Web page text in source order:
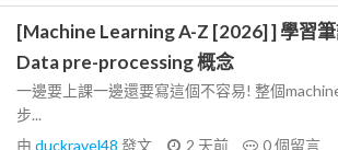
[Machine Learning A-Z [2026] ] 學習
Data pre-processing 概念
一邊要上課一邊還要寫這個不容易! 整個
步...
由 duckravel48 發文 2 天前 0個留言